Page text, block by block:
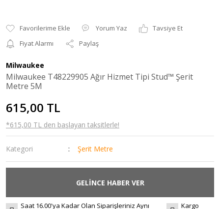
Yorum Yaz
Tavsiye Et
Fiyat Alarmı
Paylaş
Milwaukee
Milwaukee T48229905 Ağır Hizmet Tipi Stud™ Şerit
Metre 5M
615,00 TL
*615,00 TL den başlayan taksitlerle!
Kategori Şerit Metre
GELİNCE HABER VER
Saat 16.00'ya Kadar Olan Siparişleriniz Aynı
Kargo